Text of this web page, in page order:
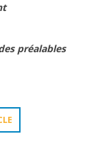
préalables